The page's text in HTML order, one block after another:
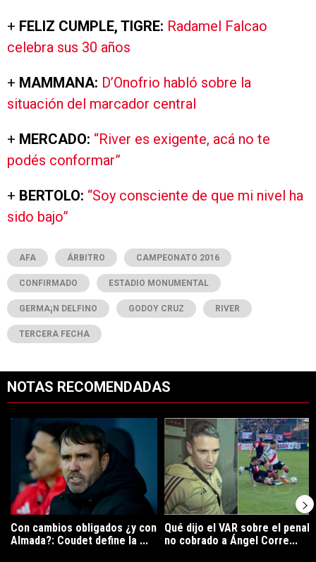
+ FELIZ CUMPLE, TIGRE: Radamel Falcao
celebra sus 30 años
+ MAMMANA: D’Onofrio habló sobre la
situación del marcador central
+ MERCADO: “River es exigente, acá no te
podés conformar”
+ BERTOLO: “Soy consciente de que mi nivel ha
sido bajo”
AFA ÁRBITRO CAMPEONATO 2016
CONFIRMADO ESTADIO MONUMENTAL
GERMA¡N DELFINO GODOY CRUZ RIVER
TERCERA FECHA
NOTAS RECOMENDADAS
Un artículo de tendencia con el título "Con cambios obligados ¿y
Con cambios obligados ¿y con
Almada?: Coudet define la ...
Un artículo de tendencia con el
Qué dijo el VAR sobre el penal
no cobrado a Ángel Corre...